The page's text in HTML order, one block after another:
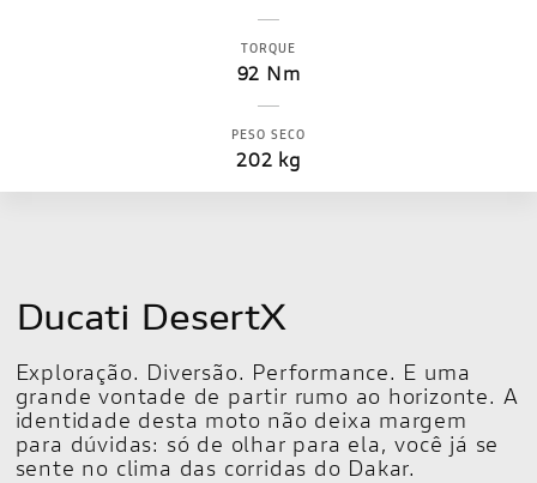
TORQUE
92 Nm
PESO SECO
202 kg
Ducati DesertX
Exploração. Diversão. Performance. E uma
grande vontade de partir rumo ao horizonte. A
identidade desta moto não deixa margem
para dúvidas: só de olhar para ela, você já se
sente no clima das corridas do Dakar.